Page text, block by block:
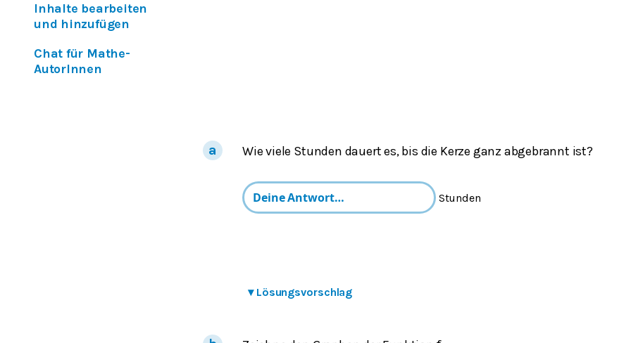
Inhalte bearbeiten
und hinzufügen
Chat für Mathe-
AutorInnen
Wie viele Stunden dauert es, bis die Kerze ganz abgebrannt ist?
Stunden
▾ Lösungsvorschlag